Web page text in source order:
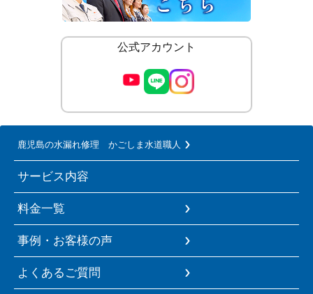
公式アカウント
鹿児島の水漏れ修理 かごしま水道職人
サービス内容
料金一覧
事例・お客様の声
よくあるご質問